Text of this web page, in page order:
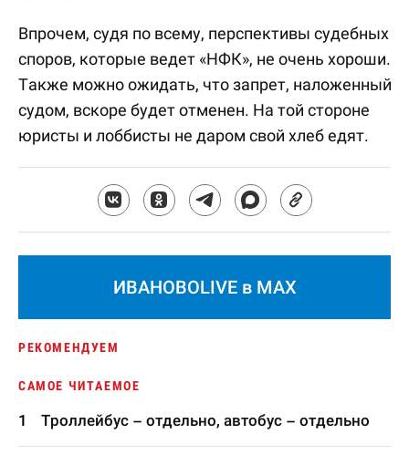
Впрочем, судя по всему, перспективы судебных
споров, которые ведет «НФК», не очень хороши.
Также можно ожидать, что запрет, наложенный
судом, вскоре будет отменен. На той стороне
юристы и лоббисты не даром свой хлеб едят.
ИВАНОВОLIVE в MAX
РЕКОМЕНДУЕМ
САМОЕ ЧИТАЕМОЕ
Троллейбус – отдельно, автобус – отдельно